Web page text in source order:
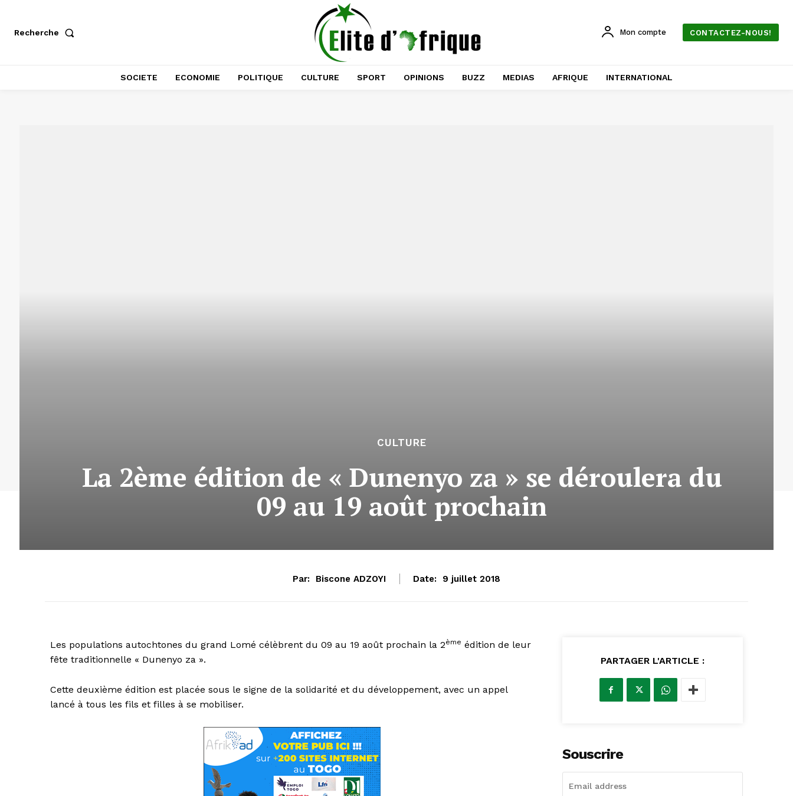
Recherche Mon compte CONTACTEZ-NOUS!
SOCIETE ECONOMIE POLITIQUE CULTURE SPORT OPINIONS BUZZ MEDIAS AFRIQUE INTERNATIONAL
CULTURE
La 2ème édition de « Dunenyo za » se déroulera du
09 au 19 août prochain
Par: Biscone ADZOYI Date: 9 juillet 2018
Les populations autochtones du grand Lomé célèbrent du 09 au 19 août prochain la 2ème édition de leur
fête traditionnelle « Dunenyo za ».
Cette deuxième édition est placée sous le signe de la solidarité et du développement, avec un appel
lancé à tous les fils et filles à se mobiliser.
PARTAGER L'ARTICLE :
Souscrire